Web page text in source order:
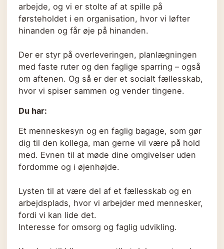
arbejde, og vi er stolte af at spille på
førsteholdet i en organisation, hvor vi løfter
hinanden og får øje på hinanden.
Der er styr på overleveringen, planlægningen
med faste ruter og den faglige sparring – også
om aftenen. Og så er der et socialt fællesskab,
hvor vi spiser sammen og vender tingene.
Du har:
Et menneskesyn og en faglig bagage, som gør
dig til den kollega, man gerne vil være på hold
med. Evnen til at møde dine omgivelser uden
fordomme og i øjenhøjde.
Lysten til at være del af et fællesskab og en
arbejdsplads, hvor vi arbejder med mennesker,
fordi vi kan lide det.
Interesse for omsorg og faglig udvikling.